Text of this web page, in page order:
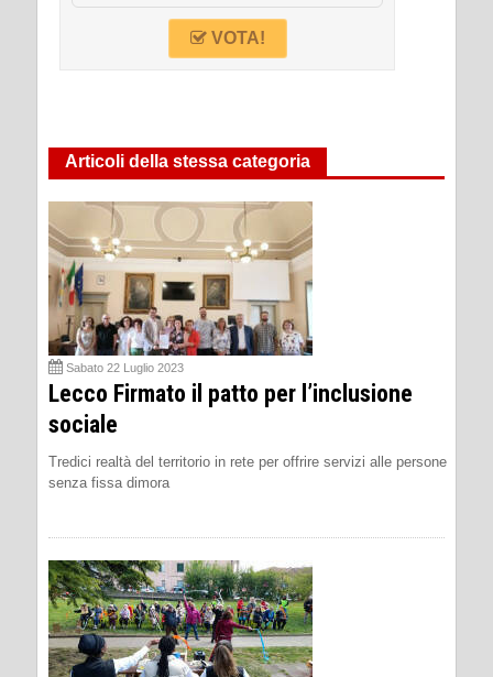
VOTA!
Articoli della stessa categoria
Sabato 22 Luglio 2023
Lecco Firmato il patto per l’inclusione
sociale
Tredici realtà del territorio in rete per offrire servizi alle persone
senza fissa dimora